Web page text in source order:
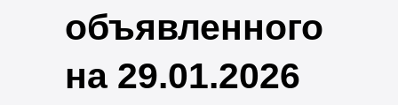
объявленного
на 29.01.2026